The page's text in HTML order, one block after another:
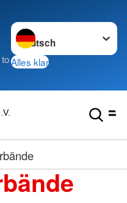
Sprache wechseln zu
Alles klar